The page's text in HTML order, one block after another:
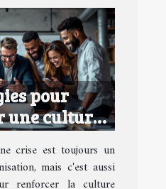
pour
une culture
performante
de crise
crise est toujours un
mais c'est aussi
renforcer la culture